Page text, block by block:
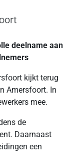
deelname aan
kijkt terug
Amersfoort. In
mee.
de
Daarnaast
een